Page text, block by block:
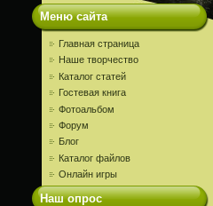
Меню сайта
Главная страница
Наше творчество
Каталог статей
Гостевая книга
Фотоальбом
Форум
Блог
Каталог файлов
Онлайн игры
Наш опрос